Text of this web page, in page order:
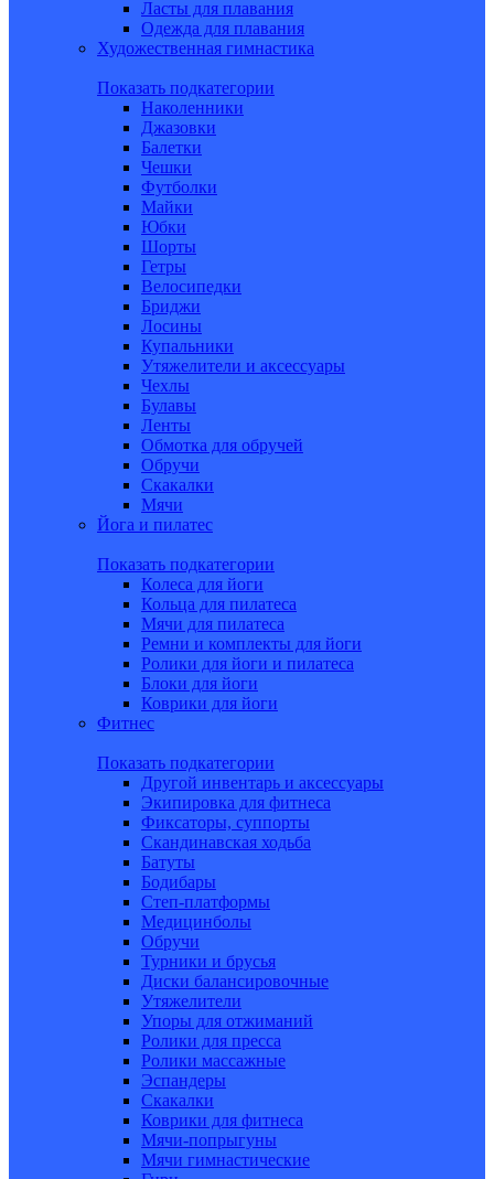
Ласты для плавания
Одежда для плавания
Художественная гимнастика
Показать подкатегории
Наколенники
Джазовки
Балетки
Чешки
Футболки
Майки
Юбки
Шорты
Гетры
Велосипедки
Бриджи
Лосины
Купальники
Утяжелители и аксессуары
Чехлы
Булавы
Ленты
Обмотка для обручей
Обручи
Скакалки
Мячи
Йога и пилатес
Показать подкатегории
Колеса для йоги
Кольца для пилатеса
Мячи для пилатеса
Ремни и комплекты для йоги
Ролики для йоги и пилатеса
Блоки для йоги
Коврики для йоги
Фитнес
Показать подкатегории
Другой инвентарь и аксессуары
Экипировка для фитнеса
Фиксаторы, суппорты
Скандинавская ходьба
Батуты
Бодибары
Степ-платформы
Медицинболы
Обручи
Турники и брусья
Диски балансировочные
Утяжелители
Упоры для отжиманий
Ролики для пресса
Ролики массажные
Эспандеры
Скакалки
Коврики для фитнеса
Мячи-попрыгуны
Мячи гимнастические